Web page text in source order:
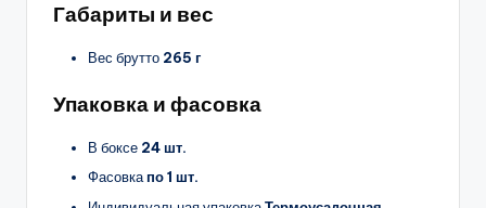
Габариты и вес
Вес брутто 265 г
Упаковка и фасовка
В боксе 24 шт.
Фасовкапо 1 шт.